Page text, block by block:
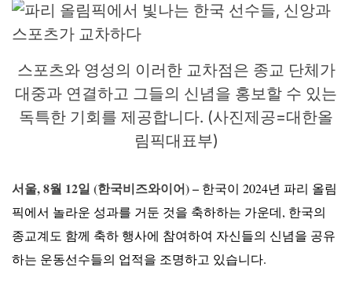
스포츠와 영성의 이러한 교차점은 종교 단체가
대중과 연결하고 그들의 신념을 홍보할 수 있는
독특한 기회를 제공합니다. (사진제공=대한올
림픽대표부)
서울, 8월 12일 (한국비즈와이어) – 한국이 2024년 파리 올림
픽에서 놀라운 성과를 거둔 것을 축하하는 가운데, 한국의
종교계도 함께 축하 행사에 참여하여 자신들의 신념을 공유
하는 운동선수들의 업적을 조명하고 있습니다.